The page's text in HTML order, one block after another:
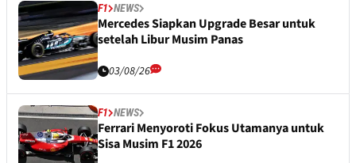
F1 NEWS
Mercedes Siapkan Upgrade Besar untuk
setelah Libur Musim Panas
03/08/26
F1 NEWS
Ferrari Menyoroti Fokus Utamanya untuk
Sisa Musim F1 2026